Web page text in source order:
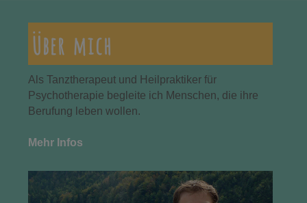
Über mich
Als Tanztherapeut und Heilpraktiker für
Psychotherapie begleite ich Menschen, die ihre
Berufung leben wollen.
Mehr Infos